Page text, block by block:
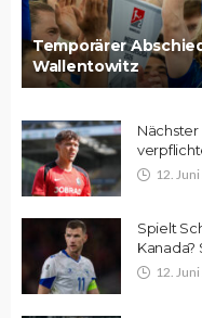
Temporärer
Wallentowitz
Nächster
12.
Spielt
Kanada?
12.